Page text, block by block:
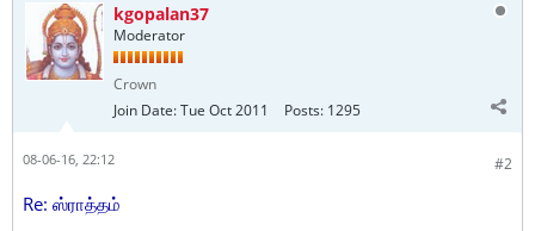
kgopalan37
Moderator
Crown
Join Date:Tue Oct 2011 Posts: 1295
#2
08-06-16, 22:12
Re: ஸ்ராத்தம்